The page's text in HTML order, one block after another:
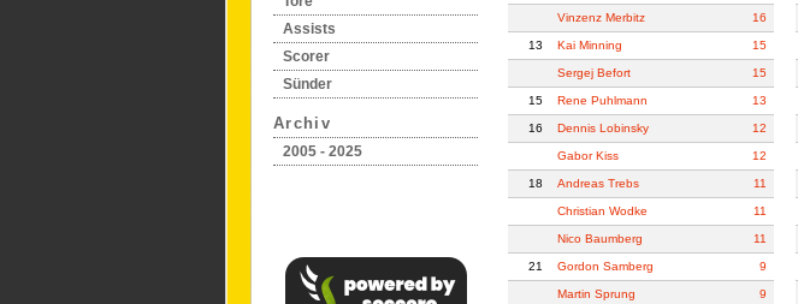
Assists
Scorer
Sünder
Archiv
2005 - 2025
Vinzenz Merbitz 16
13 Kai Minning 15
Sergej Befort 15
15 Rene Puhlmann 13
16 Dennis Lobinsky 12
Gabor Kiss 12
18 Andreas Trebs 11
Christian Wodke 11
Nico Baumberg 11
21 Gordon Samberg 9
Martin Sprung 9